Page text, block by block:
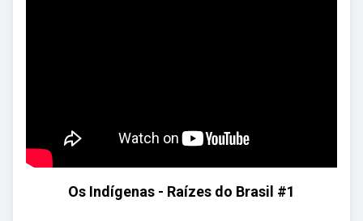
Os Indígenas - Raízes do Brasil #1